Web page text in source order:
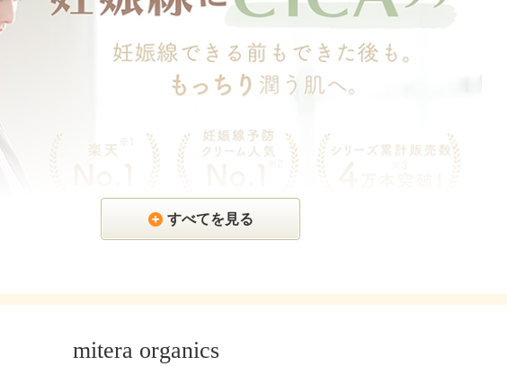
すべてを見る
mitera organics